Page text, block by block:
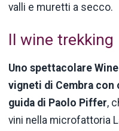
valli e muretti a secco.
Il wine trekking
Uno spettacolare
vigneti di Cembra
guida di Paolo Piffer,
vini nella microfattoria